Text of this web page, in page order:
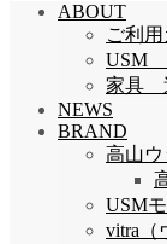
ABOUT
ご利
USM
家具
NEWS
BRAND
高山ウ
USM
vitra（